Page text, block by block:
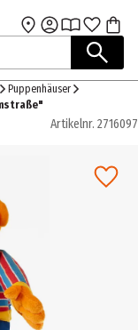
Puppenhäuser
Artikelnr. 2716097